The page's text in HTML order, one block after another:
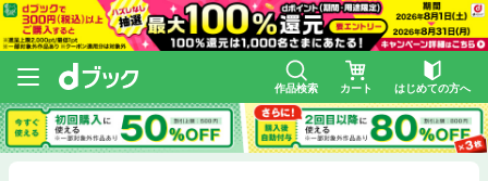
作品検索 カート はじめての方へ